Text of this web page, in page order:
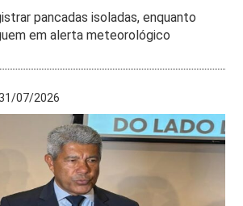
pancadas isoladas, enquanto
em alerta meteorológico
07/2026